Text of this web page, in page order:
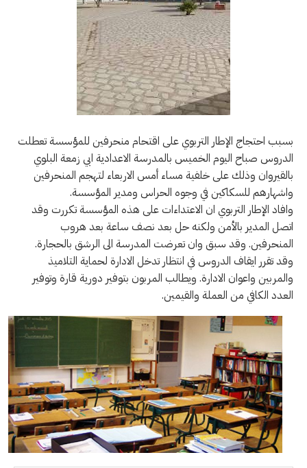
بسبب احتجاج الإطار التربوي على اقتحام منحرفين للمؤسسة تعطلت
الدروس صباح اليوم الخميس بالمدرسة الاعدادية ابي زمعة البلوي
بالقيروان وذلك على خلفية مساء أمس الاربعاء لتهجم المنحرفين
واشهارهم للسكاكين في وجوه الحراس ومدير المؤسسة.
وافاد الإطار التربوي ان الاعتداءات على هذه المؤسسة تكررت وقد
اتصل المدير بالأمن ولكنه حل بعد نصف ساعة بعد هروب
المنحرفين. وقد سبق وان تعرضت المدرسة الى الرشق بالحجارة.
وقد تقرر ايقاف الدروس في انتظار تدخل الادارة لحماية التلاميذ
والمربين واعوان الادارة. ويطالب المربون بتوفير دورية قارة وتوفير
العدد الكافي من العملة والقيمين.